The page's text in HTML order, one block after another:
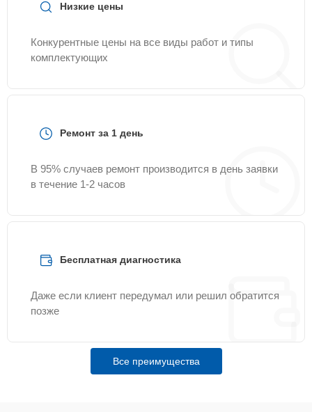
Низкие цены
Конкурентные цены на все виды работ и типы
комплектующих
Ремонт за 1 день
В 95% случаев ремонт производится в день заявки
в течение 1-2 часов
Бесплатная диагностика
Даже если клиент передумал или решил обратится
позже
Все преимущества